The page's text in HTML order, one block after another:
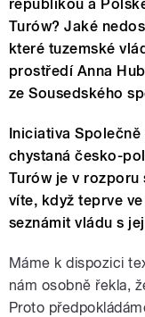
republikou a
Turów? Jaké
které tuzemské
prostředí Anna
ze Sousedského
Iniciativa
chystaná česko-
Turów je v rozporu
víte, když teprve
seznámit vládu s
Máme k dispozici
nám osobně řekla,
Proto